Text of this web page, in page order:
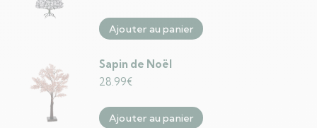
Ajouter au panier
Sapin de Noël
28.99€
Ajouter au panier